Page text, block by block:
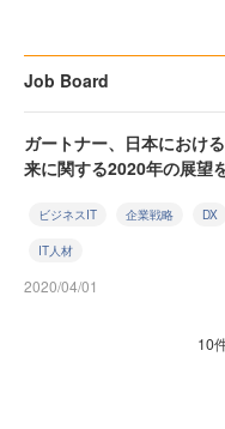
Job Board
ガートナー、日本におけ
来に関する2020年の展望
ビジネスIT 企業戦略 DX
IT人材
2020/04/01
10